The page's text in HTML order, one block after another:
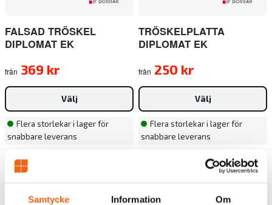
Samtycke Information Om
FALSAD TRÖSKEL
DIPLOMAT EK
från 369 kr
Välj
Flera storlekar i lager för
snabbare leverans
TRÖSKELPLATTA
DIPLOMAT EK
från 250 kr
Välj
Flera storlekar i lager för
snabbare leverans